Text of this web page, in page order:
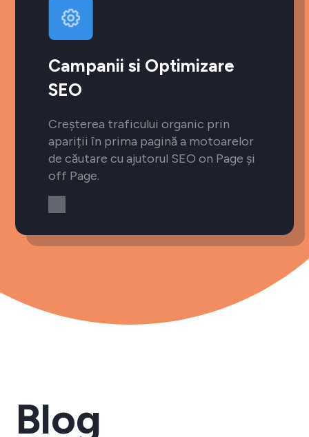
Campanii si Optimizare
SEO
Creșterea traficului organic prin
apariții în prima pagină a motoarelor
de căutare cu ajutorul SEO on Page și
off Page.
Blog